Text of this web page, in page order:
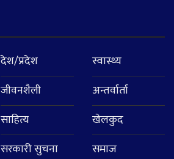
देश/प्रदेश
जीवनशैली
साहित्य
सरकारी सुचना
स्वास्थ्य
अन्तर्वार्ता
खेलकुद
समाज